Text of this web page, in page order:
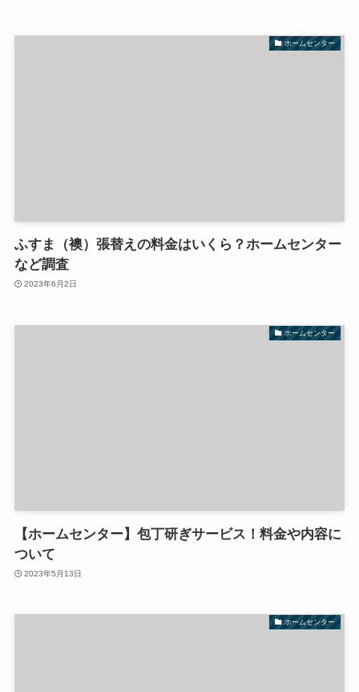
ホームセンター
ふすま（襖）張替えの料金はいくら？ホームセンター
など調査
2023年6月2日
ホームセンター
【ホームセンター】包丁研ぎサービス！料金や内容に
ついて
2023年5月13日
ホームセンター